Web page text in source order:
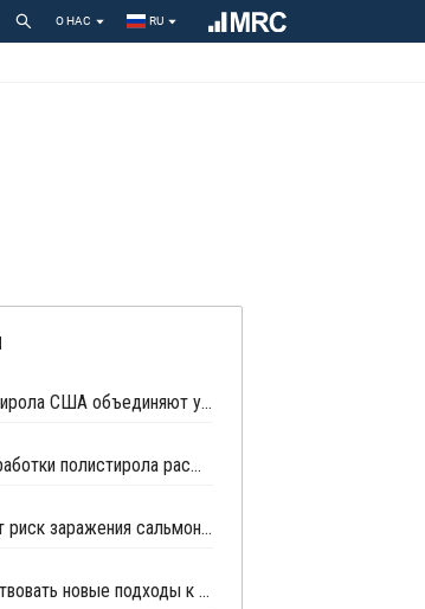
О НАС RU
Производители полистирола США объединяют усилия для защиты рынка от экологических ограничений
Инфраструктура переработки полистирола расширяется в Северной Америке
Нанопластик повышает риск заражения сальмонеллой в продуктах питания
В Украине начнут действовать новые подходы к классификации пластика для защиты окружающей среды